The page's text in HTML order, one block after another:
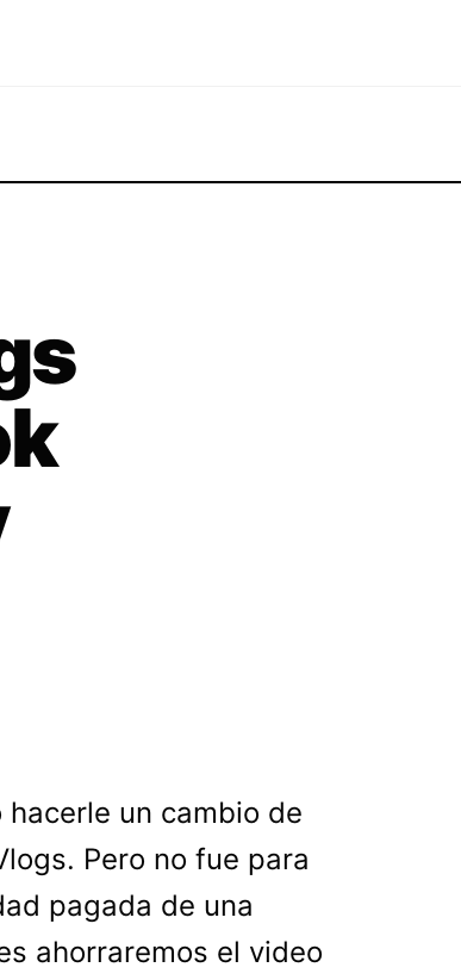
un cambio de
Pero no fue para
pagada de una
ahorraremos el video